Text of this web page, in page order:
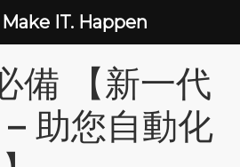
備 【新一代
– 助您自動化
IT. Happen